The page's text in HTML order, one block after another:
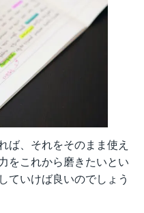
ば、それをそのまま使え
をこれから磨きたいとい
ていけば良いのでしょう